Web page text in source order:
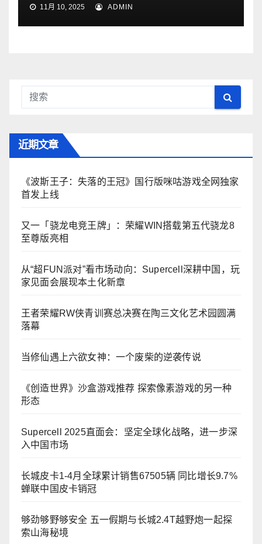
11月 10, 2025 ADMIN
近期文章
《波斯王子：失落的王冠》国行版咪咕游戏全网独家
首发上线
又一「骁龙电竞王牌」：荣耀WIN搭载第五代骁龙8
至尊版亮相
从“超FUN派对”看市场动向：Supercell深耕中国，玩
家见面会展现本土化新章
王者荣耀RW侠青训赛总决赛在陶三文化艺术园圆满
落幕
当修仙遇上六欲女神：一个废柴的逆袭传说
《创造世界》沙盒游戏推荐 探索像素游戏的另一种
形态
Supercell 2025直面会：坚定全球化战略，进一步深
入中国市场
长城皮卡1-4月全球累计销售67505辆 同比增长9.7%
蝉联中国皮卡销冠
够劲够野够安全 五一假期与长城2.4T越野炮一起探
索山海秘境